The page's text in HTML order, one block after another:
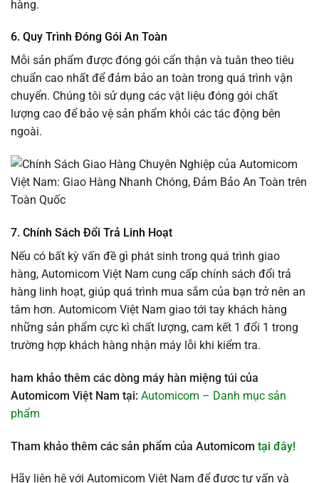
hàng.
6. Quy Trình Đóng Gói An Toàn
Mỗi sản phẩm được đóng gói cẩn thận và tuân theo tiêu
chuẩn cao nhất để đảm bảo an toàn trong quá trình vận
chuyển. Chúng tôi sử dụng các vật liệu đóng gói chất
lượng cao để bảo vệ sản phẩm khỏi các tác động bên
ngoài.
7. Chính Sách Đổi Trả Linh Hoạt
Nếu có bất kỳ vấn đề gì phát sinh trong quá trình giao
hàng, Automicom Việt Nam cung cấp chính sách đổi trả
hàng linh hoạt, giúp quá trình mua sắm của bạn trở nên an
tâm hơn. Automicom Việt Nam giao tới tay khách hàng
những sản phẩm cực kì chất lượng, cam kết 1 đổi 1 trong
trường hợp khách hàng nhận máy lỗi khi kiểm tra.
ham khảo thêm các dòng máy hàn miệng túi của
Automicom Việt Nam tại: Automicom – Danh mục sản
phẩm
Tham khảo thêm các sản phẩm của Automicom tại đây!
Hãy liên hệ với Automicom Việt Nam để được tư vấn và